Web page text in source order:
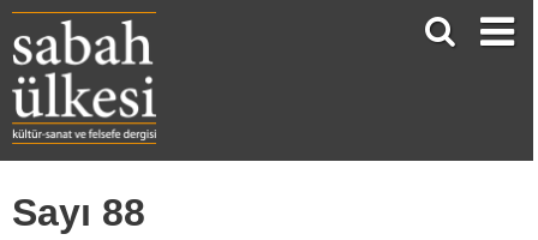
Sayı 88